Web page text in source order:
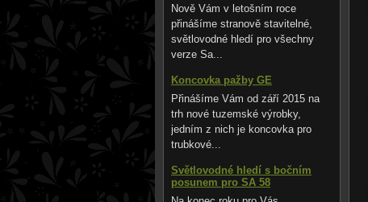
Nově Vám v letošním roce
přinášíme stranově stavitelné,
světlovodné hledí pro všechny
verze Sa...
Koncovka pažby GE
Přinášíme Vám od září 2015 na
trh nové tuzemské výrobky,
jedním z nich je koncovka pro
trubkové...
Světlovodné hledí s bočním
posunem pro SA 58